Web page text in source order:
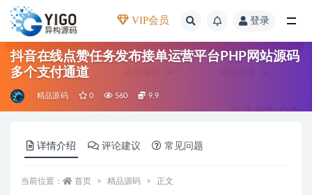
VIP会员 登录
抖音在线点赞任务发布接单运营平台PHP网站源码
多个支付通道
精品源码 0 560 9.9
详情介绍 评论建议 常见问题
当前位置： 首页 精品源码 正文
全部